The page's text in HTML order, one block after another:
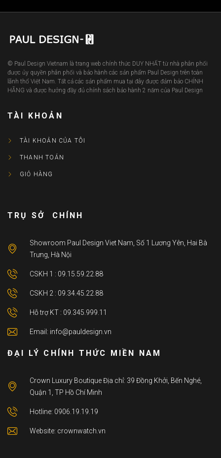
© Paul Design Vietnam là trang web chính thức DUY NHẤT từ nhà phân phối
được ủy quyền phân phối và bảo hành các sản phẩm Paul Design trên toàn
lãnh thổ Việt Nam. Tất cả các sản phẩm mua tại đây được đảm bảo CHÍNH
HÃNG và được hưởng đầy đủ chính sách bảo hành 2 năm của Paul Design
TÀI KHOẢN
TÀI KHOẢN CỦA TÔI
THANH TOÁN
GIỎ HÀNG
TRỤ SỞ CHÍNH
Showroom Paul Design Viet Nam, Số 1 Lương Yên, Hai Bà
Trưng, Hà Nội
CSKH 1 : 09.15.59.22.88
CSKH 2 : 09.34.45.22.88
Hỗ trợ KT : 09.345.999.11
Email: info@pauldesign.vn
ĐẠI LÝ CHÍNH THỨC MIỀN NAM
Crown Luxury Boutique Địa chỉ: 39 Đồng Khởi, Bến Nghé,
Quận 1, TP Hồ Chí Minh
Hotline: 0906.19.19.19
Website: crownwatch.vn